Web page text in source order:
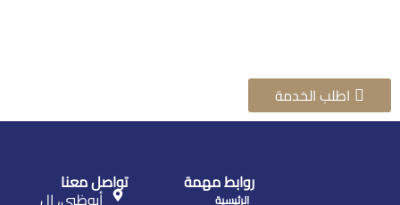
اطلب الخدمة
روابط مهمة
الرئيسية
تواصل معنا
أبوظبي، ال